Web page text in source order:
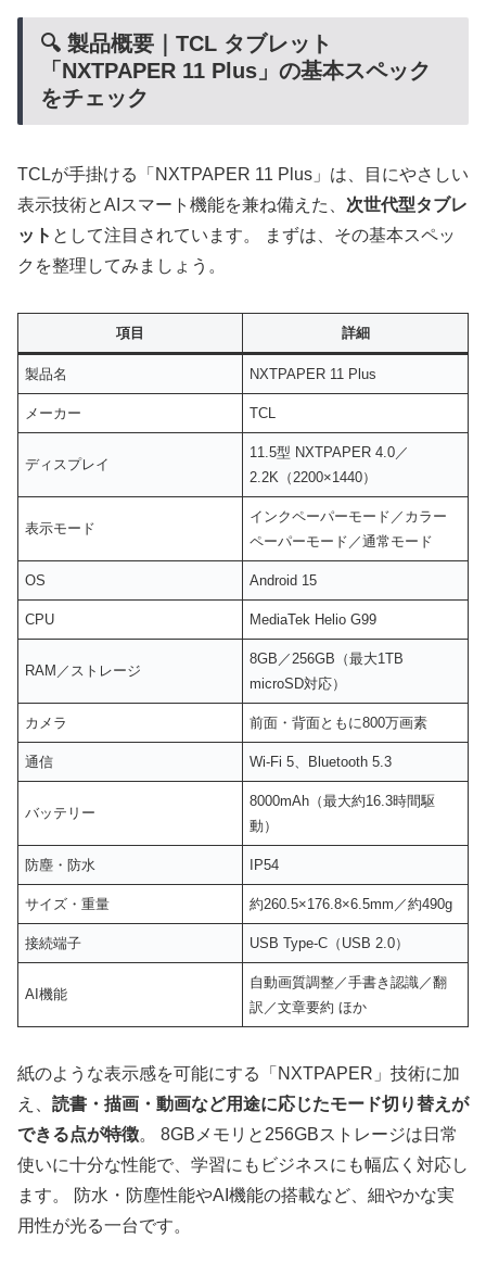
🔍 製品概要｜TCL タブレット
「NXTPAPER 11 Plus」の基本スペック
をチェック
TCLが手掛ける「NXTPAPER 11 Plus」は、目にやさしい
表示技術とAIスマート機能を兼ね備えた、 次世代型タブレ
ット として注目されています。 まずは、その基本スペッ
クを整理してみましょう。
項目 詳細
製品名 NXTPAPER 11 Plus
メーカー TCL
ディスプレイ
11.5型 NXTPAPER 4.0／
2.2K（2200×1440）
表示モード
インクペーパーモード／カラー
ペーパーモード／通常モード
OS Android 15
CPU MediaTek Helio G99
RAM／ストレージ
8GB／256GB（最大1TB
microSD対応）
カメラ 前面・背面ともに800万画素
通信 Wi-Fi 5、Bluetooth 5.3
バッテリー
8000mAh（最大約16.3時間駆
動）
防塵・防水 IP54
サイズ・重量 約260.5×176.8×6.5mm／約490g
接続端子 USB Type-C（USB 2.0）
AI機能
自動画質調整／手書き認識／翻
訳／文章要約 ほか
紙のような表示感を可能にする「NXTPAPER」技術に加
え、 読書・描画・動画など用途に応じたモード切り替えが
できる点が特徴。 8GBメモリと256GBストレージは日常
使いに十分な性能で、学習にもビジネスにも幅広く対応し
ます。 防水・防塵性能やAI機能の搭載など、細やかな実
用性が光る一台です。